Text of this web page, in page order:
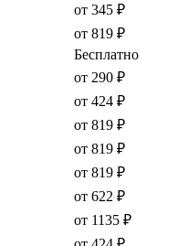
от 345 ₽
от 819 ₽
Бесплатно
от 290 ₽
от 424 ₽
от 819 ₽
от 819 ₽
от 819 ₽
от 622 ₽
от 1135 ₽